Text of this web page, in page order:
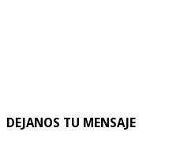
DEJANOS TU MENSAJE